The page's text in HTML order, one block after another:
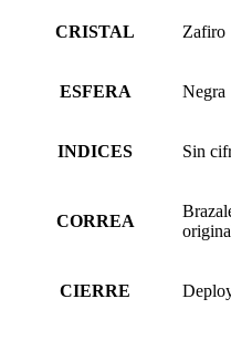
CRISTAL Zafiro
ESFERA Negra
INDICES Sin
CORREA
CIERRE